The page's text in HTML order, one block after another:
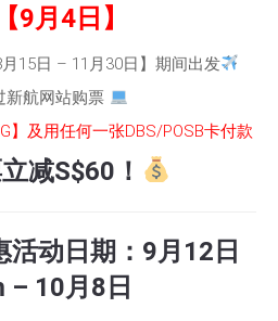
9月4日】
15日 – 11月30日】期间出发
新航网站购票
】及用任何一张DBS/POSB卡付款
减S$60！
活动日期：9月12日
– 10月8日